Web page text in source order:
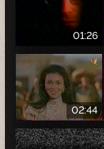
01:26
02:44